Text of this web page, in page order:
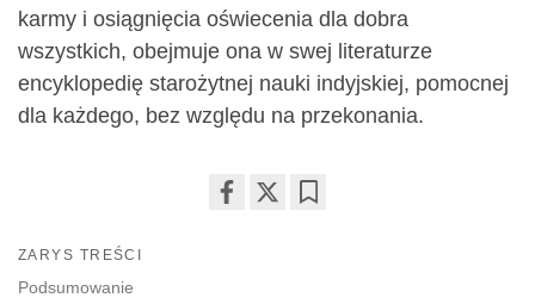
karmy i osiągnięcia oświecenia dla dobra
wszystkich, obejmuje ona w swej literaturze
encyklopedię starożytnej nauki indyjskiej, pomocnej
dla każdego, bez względu na przekonania.
ZARYS TREŚCI
Podsumowanie